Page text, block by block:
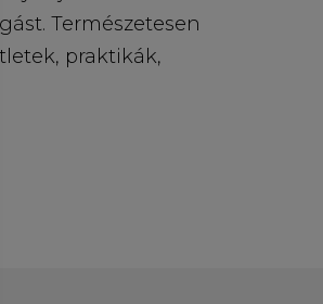
Természetesen
praktikák,